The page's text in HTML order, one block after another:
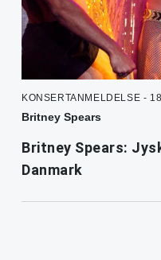
KONSERTANMELDELSE -
Britney Spears
Britney Spears:
Danmark